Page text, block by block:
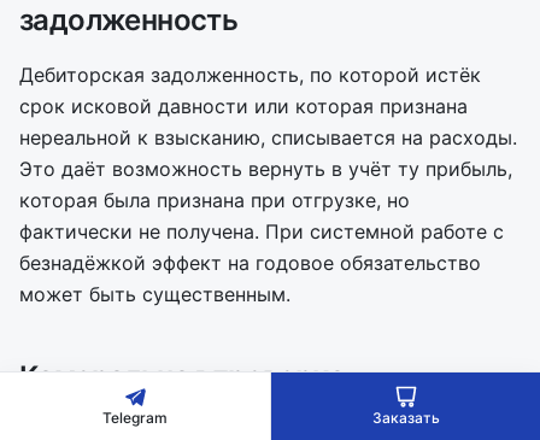
задолженность
Дебиторская задолженность, по которой истёк
срок исковой давности или которая признана
нереальной к взысканию, списывается на расходы.
Это даёт возможность вернуть в учёт ту прибыль,
которая была признана при отгрузке, но
фактически не получена. При системной работе с
безнадёжкой эффект на годовое обязательство
может быть существенным.
Камеральная проверка
декларации
Telegram Заказать